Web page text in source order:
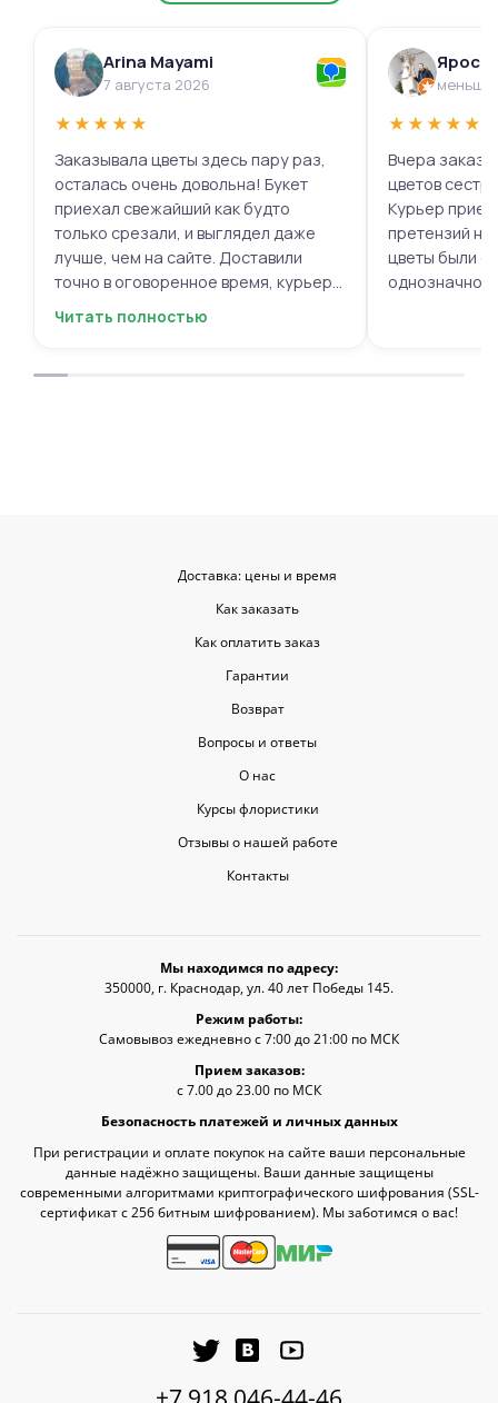
Arina Mayami
7 августа 2026
★★★★★
Заказывала цветы здесь пару раз,
осталась очень довольна! Букет
приехал свежайший как будто
только срезали, и выглядел даже
лучше, чем на сайте. Доставили
точно в оговоренное время, курьер
вежливый, ещё и открытку с тёплыми
приятными. Однозначно буду
Читать полностью
меньше
★★★★★
Вчера
цветов
Курьер
претензий
цветы были
однозначно.
Доставка: цены и время
Как заказать
Как оплатить заказ
Гарантии
Возврат
Вопросы и ответы
О нас
Курсы флористики
Отзывы о нашей работе
Контакты
Мы находимся по адресу:
350000, г. Краснодар, ул. 40 лет Победы 145.
Режим работы:
Самовывоз ежедневно с 7:00 до 21:00 по МСК
Прием заказов:
с 7.00 до 23.00 по МСК
Безопасность платежей и личных данных
При регистрации и оплате покупок на сайте ваши персональные
данные надёжно защищены. Ваши данные защищены
современными алгоритмами криптографического шифрования (SSL-
сертификат c 256 битным шифрованием). Мы заботимся о вас!